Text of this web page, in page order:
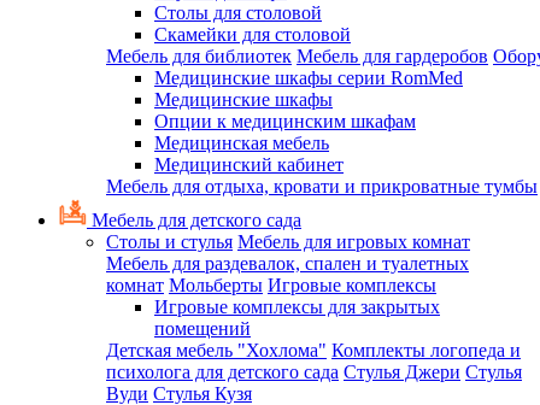
Cтолы для столовой
Скамейки для столовой
Мебель для библиотек Мебель для гардеробов
Медицинские шкафы серии RomMed
Медицинские шкафы
Опции к медицинским шкафам
Медицинская мебель
Медицинский кабинет
Мебель для отдыха, кровати и прикроватные тумбы
Мебель для детского сада
Столы и стулья Мебель для игровых комнат
Мебель для раздевалок, спален и туалетных
комнат Мольберты Игровые комплексы
Игровые комплексы для закрытых
помещений
Детская мебель "Хохлома" Комплекты логопеда и
психолога для детского сада Стулья Джери Стулья
Вуди Стулья Кузя